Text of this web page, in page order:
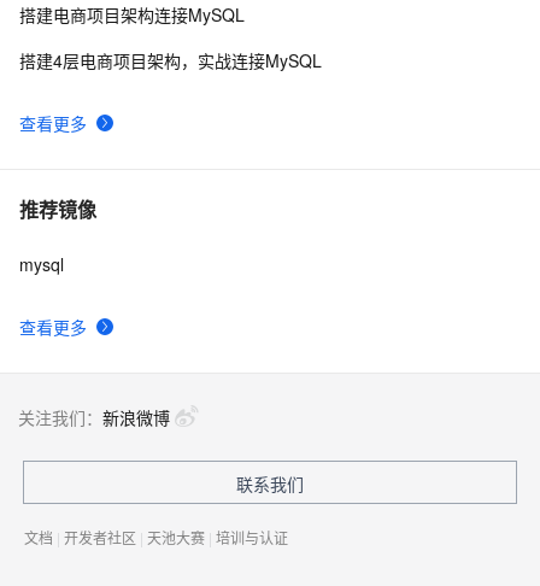
查看更多
搭建电商项目架构连接MySQL
搭建4层电商项目架构，实战连接MySQL
推荐镜像
查看更多
mysql
关注我们： 新浪微博
联系我们
文档 | 开发者社区 | 天池大赛 | 培训与认证